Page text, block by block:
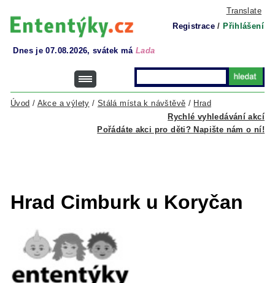
Translate
Registrace / Přihlášení
Dnes je 07.08.2026, svátek má Lada
Rychlé vyhledávání akcí
Úvod / Akce a výlety / Stálá místa k návštěvě / Hrad
Pořádáte akci pro děti? Napište nám o ní!
Hrad Cimburk u Koryčan